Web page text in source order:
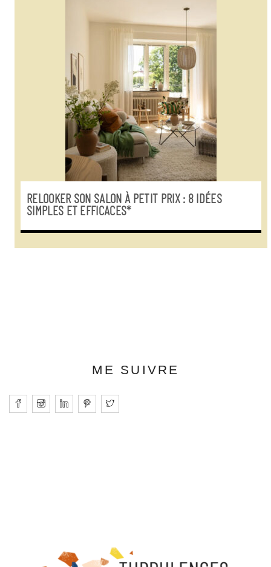
RELOOKER SON SALON À PETIT PRIX : 8 IDÉES
SIMPLES ET EFFICACES*
ME SUIVRE